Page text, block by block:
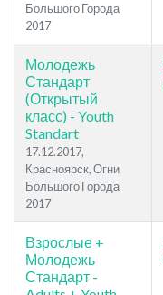
Большого Города
2017
Молодежь
Стандарт
(Открытый
класс) - Youth
Standart
17.12.2017,
Красноярск, Огни
Большого Города
2017
Взрослые +
Молодежь
Стандарт -